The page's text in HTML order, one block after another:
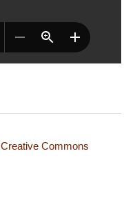
Creative Commons